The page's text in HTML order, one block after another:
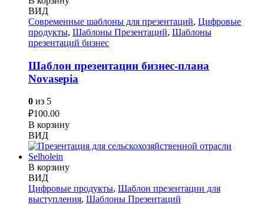
ВИД
Современные шаблоны для презентаций, Цифровые
продукты, Шаблоны Презентаций, Шаблоны
презентаций бизнес
Шаблон презентации бизнес-плана
Novasepia
0 из 5
₽100.00
В корзину
ВИД
В корзину
ВИД
Цифровые продукты, Шаблон презентации для
выступления, Шаблоны Презентаций